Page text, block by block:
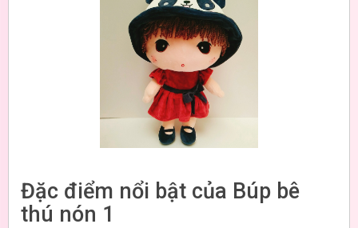
Đặc điểm nổi bật của Búp bê
thú nón 1